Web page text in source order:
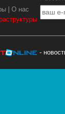
|О нас
-